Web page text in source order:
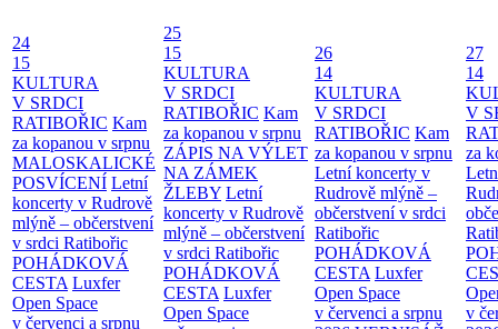
24
15
KULTURA
V SRDCI
RATIBOŘIC Kam
za kopanou v srpnu
MALOSKALICKÉ
POSVÍCENÍ Letní
koncerty v Rudrově
mlýně – občerstvení
v srdci Ratibořic
POHÁDKOVÁ
CESTA Luxfer
Open Space
v červenci a srpnu
25
15
KULTURA
V SRDCI
RATIBOŘIC Kam
za kopanou v srpnu
ZÁPIS NA VÝLET
NA ZÁMEK
ŽLEBY Letní
koncerty v Rudrově
mlýně – občerstvení
v srdci Ratibořic
POHÁDKOVÁ
CESTA Luxfer
Open Space
26
14
KULTURA
V SRDCI
RATIBOŘIC Kam
za kopanou v srpnu
Letní koncerty v
Rudrově mlýně –
občerstvení v srdci
Ratibořic
POHÁDKOVÁ
CESTA Luxfer
Open Space
v červenci a srpnu
27
14
V
za
v